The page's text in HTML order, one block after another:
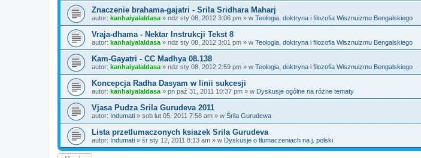
Znaczenie brahama-gajatri - Srila Sridhara Maharj
autor: kanhaiyalaldasa » ndz sty 08, 2012 3:06 pm » w Teologia, doktryna i filozofia Wisznuizmu Bengalskiego
Vraja-dhama - Nektar Instrukcji Tekst 8
autor: kanhaiyalaldasa » ndz sty 08, 2012 3:01 pm » w Teologia, doktryna i filozofia Wisznuizmu Bengalskiego
Kam-Gayatri - CC Madhya 08.138
autor: kanhaiyalaldasa » ndz sty 08, 2012 2:59 pm » w Teologia, doktryna i filozofia Wisznuizmu Bengalskiego
Koncepcja Radha Dasyam w linii sukcesji
autor: kanhaiyalaldasa » pn paź 31, 2011 10:37 pm » w Dyskusje ogólne na różne tematy
Vjasa Pudza Srila Gurudeva 2011
autor: Indumati » sob lut 05, 2011 7:58 am » w Śrila Gurudewa
Lista przetlumaczonych ksiazek Srila Gurudeva
autor: Indumati » śr sty 12, 2011 8:13 am » w Dyskusje o tłumaczeniach na j. polski